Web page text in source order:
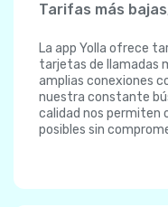
Tarifas más
La app Yolla ofrece
tarjetas de llamadas
amplias conexiones
nuestra constante
calidad nos permiten
posibles sin